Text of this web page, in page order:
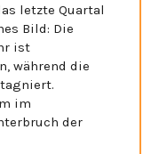
letzte Quartal
Bild: Die
ist
während die
im
der